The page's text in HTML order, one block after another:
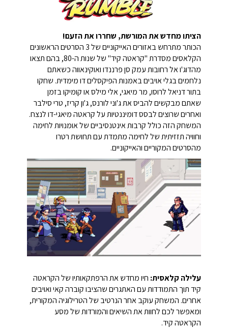
הציתו מחדש את המורשת, שחררו את הזעם!
הכותר מתרחש באזורים האייקוניים של 3 הסרטים הראשונים
הקלאסים מסדרת "קראטה קיד" של שנות ה-80, בהם תצאו
מהדוג'ו אל רחובות עמק סן פרננדו ואוקינאווה כשאתם
נלחמים בגלי אויבים באמנות הפיקסלים דו מימדית. שחקו
בתור דניאל לרוסו, מר מיאגי, אלי מילס או קומיקו בזמן
שאתם מבקשים להביס את ג'וני לורנס, ג'ון קריז, טרי סילבר
ואחרים שרוצים לבסס דומיננטיות על קראטה מיאגי-דו לנצח.
המשחק הזה כולל קרבות אינטנסיביים של אומנויות לחימה
וחוויה תזזיתית של לחימה מתמדת עם תחושת רטרו
מהסרטים המקוריים והאייקוניים.
עלילה קלאסית: חיו מחדש את הרפתקאותיו של הקראטה
קיד תוך התמודדות עם האתגרים שהציבו קוברה קאי ואויבים
אחרים. המשחק עוקב אחר הנרטיב של הטרילוגיה המקורית,
ומאפשר לכם לחוות את השיאים והמורדות של מסע
הקראטה קיד.